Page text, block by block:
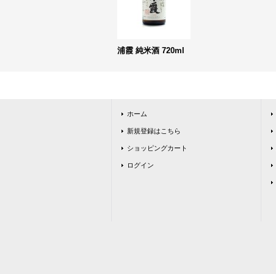
浦霞 純米酒 720ml
ホーム
新規登録はこちら
ショッピングカート
ログイン